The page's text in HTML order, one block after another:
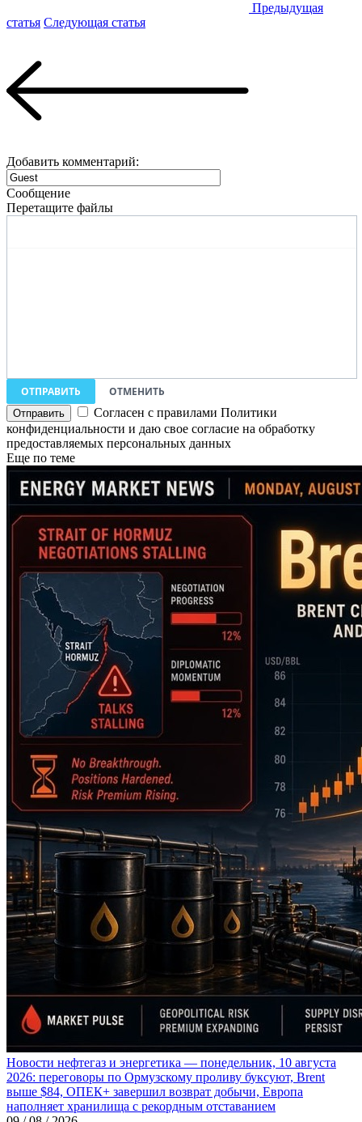
Предыдущая
статья Следующая статья
Добавить комментарий:
Сообщение
Перетащите файлы
ОТПРАВИТЬ
ОТМЕНИТЬ
Согласен с правилами Политики
конфиденциальности и даю свое согласие на обработку
предоставляемых персональных данных
Еще по теме
Новости нефтегаз и энергетика — понедельник, 10 августа
2026: переговоры по Ормузскому проливу буксуют, Brent
выше $84, ОПЕК+ завершил возврат добычи, Европа
наполняет хранилища с рекордным отставанием